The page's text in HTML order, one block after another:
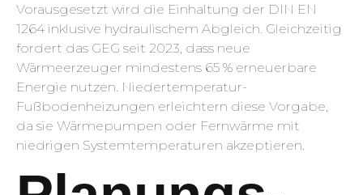
Vorausgesetzt wird die Einhaltung der DIN EN
1264 inklusive hydraulischem Abgleich. Gleichzeitig
fordert das GEG seit 2023, dass neue
Wärmeerzeuger mindestens 65 % erneuerbare
Energie nutzen. Niedertemperatur-
Fußbodenheizungen erleichtern diese Vorgabe,
da sie Wärmepumpen oder Fernwärme mit
niedrigen Systemtemperaturen akzeptieren.